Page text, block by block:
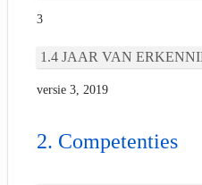
3
JAAR VAN
versie 3, 2019
Competenties